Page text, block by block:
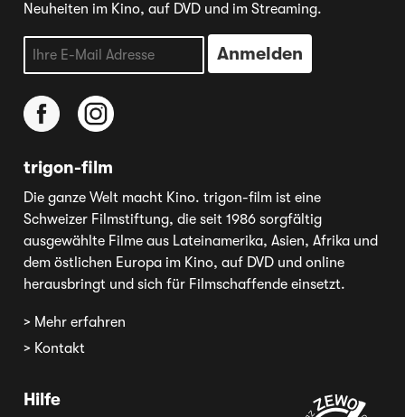
Neuheiten im Kino, auf DVD und im Streaming.
trigon-film
Die ganze Welt macht Kino. trigon-film ist eine
Schweizer Filmstiftung, die seit 1986 sorgfältig
ausgewählte Filme aus Lateinamerika, Asien, Afrika und
dem östlichen Europa im Kino, auf DVD und online
herausbringt und sich für Filmschaffende einsetzt.
> Mehr erfahren
> Kontakt
Hilfe